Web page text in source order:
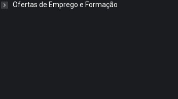
Ofertas de Emprego e Formação